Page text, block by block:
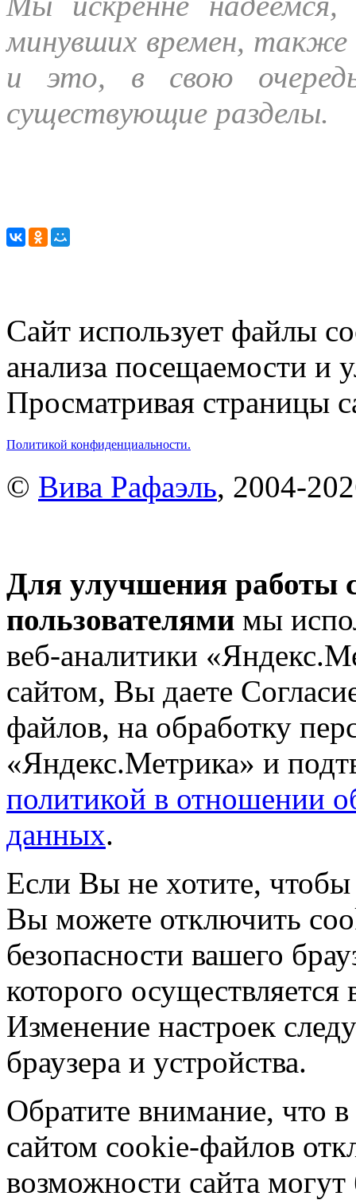
минувших времен, также
и это, в свою
существующие разделы.
Сайт использует файлы
анализа посещаемости и
Просматривая страницы
Политикой конфиденциальности.
© Вива Рафаэль, 2004-
Для улучшения работы
пользователями мы
веб-аналитики
сайтом, Вы даете
файлов, на обработку
«Яндекс.Метрика» и
политикой в отношении
данных.
Если Вы не хотите,
Вы можете отключить
безопасности вашего
которого
Изменение настроек
браузера и устройства.
Обратите внимание, что в
сайтом cookie-файлов
возможности сайта